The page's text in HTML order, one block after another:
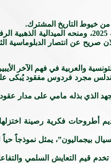
من خيوط التاريخ المشترك.
إن تتويج المنتدى الثقافي العربي الإسباني “ثيار” للجامعي والباحث التونسي الدكتور رضا مامي بلقب شخصية العام
عن انتصار الدبلوماسية
والعربية في فهم الآخر
الأندلس مجرد فردوس مفقود يُبكى
الذي بذله مامي على مدار
أطروحات فكرية رصينة
بيجماليون”، يمثل نموذجاً حياً
تخدم قيم التعايش السلمي